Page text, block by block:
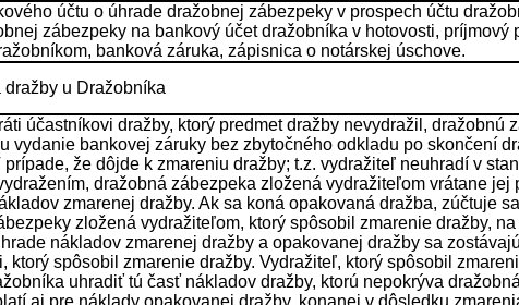
účtu o úhrade dražobnej zábezpeky v prospech účtu
zábezpeky na bankový účet dražobníka v hotovosti, príjmový
banková záruka, zápisnica o notárskej úschove.
dražby u Dražobníka
účastníkovi dražby, ktorý predmet dražby nevydražil, dražobnú
vydanie bankovej záruky bez zbytočného odkladu po skončení
prípade, že dôjde k zmareniu dražby; t.z. vydražiteľ neuhradí v
dražobná zábezpeka zložená vydražiteľom vrátane jej
zmarenej dražby. Ak sa koná opakovaná dražba, zúčtuje
zložená vydražiteľom, ktorý spôsobil zmarenie dražby,
nákladov zmarenej dražby a opakovanej dražby sa
ktorý spôsobil zmarenie dražby. Vydražiteľ, ktorý spôsobil
uhradiť tú časť nákladov dražby, ktorú nepokrýva
aj pre náklady opakovanej dražby, konanej v dôsledku